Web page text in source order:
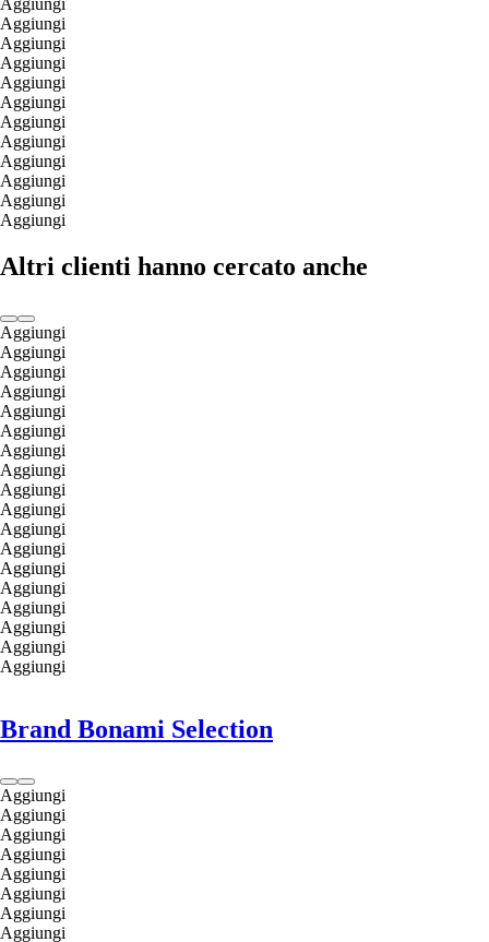
Aggiungi
Aggiungi
Aggiungi
Aggiungi
Aggiungi
Aggiungi
Aggiungi
Aggiungi
Aggiungi
Aggiungi
Aggiungi
Altri clienti hanno cercato anche
Aggiungi
Aggiungi
Aggiungi
Aggiungi
Aggiungi
Aggiungi
Aggiungi
Aggiungi
Aggiungi
Aggiungi
Aggiungi
Aggiungi
Aggiungi
Aggiungi
Aggiungi
Aggiungi
Aggiungi
Aggiungi
Brand Bonami Selection
Aggiungi
Aggiungi
Aggiungi
Aggiungi
Aggiungi
Aggiungi
Aggiungi
Aggiungi